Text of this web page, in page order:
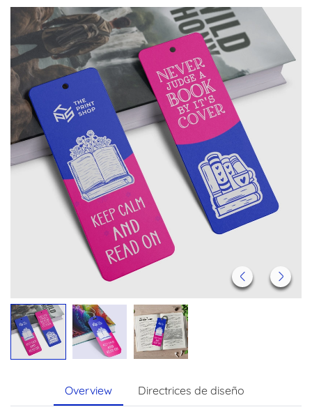
Overview Directrices de diseño